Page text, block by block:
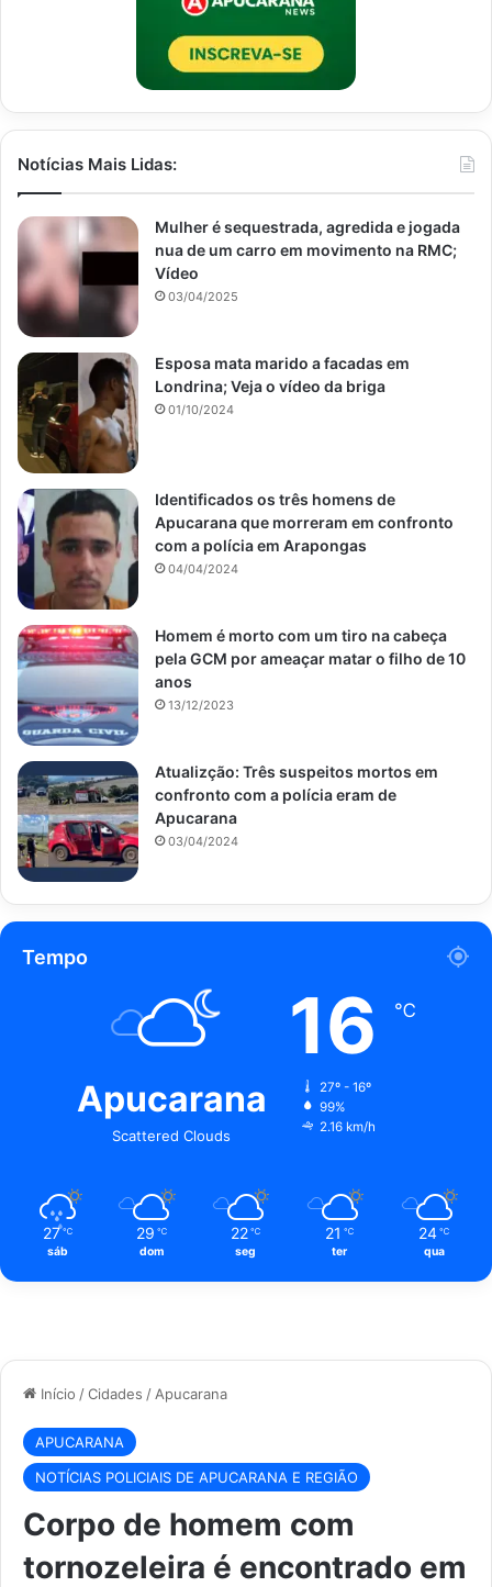
Início /Cidades / Apucarana
APUCARANA
NOTÍCIAS POLICIAIS DE APUCARANA E REGIÃO
Corpo de homem com
tornozeleira é encontrado em
Notícias Mais Lidas:
Mulher é sequestrada, agredida e jogada
nua de um carro em movimento na RMC;
Vídeo
03/04/2025
Esposa mata marido a facadas em
Londrina; Veja o vídeo da briga
01/10/2024
Identificados os três homens de
Apucarana que morreram em confronto
com a polícia em Arapongas
04/04/2024
Homem é morto com um tiro na cabeça
pela GCM por ameaçar matar o filho de 10
anos
13/12/2023
Atualizção: Três suspeitos mortos em
confronto com a polícia eram de
Apucarana
03/04/2024
Tempo
Apucarana
Scattered Clouds
16 ℃
27º - 16º
99%
2.16 km/h
27 ℃
sáb
29 ℃
dom
22 ℃
seg
21 ℃
ter
24 ℃
qua